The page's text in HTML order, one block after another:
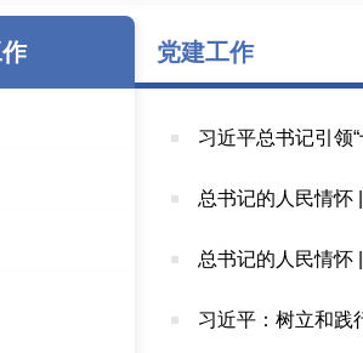
党建工作
习近平总书记引领
总书记的人民情怀
总书记的人民情怀
习近平：树立和践